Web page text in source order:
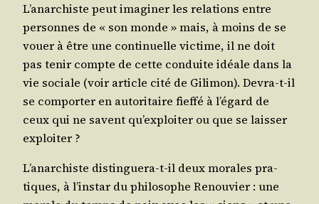
L’a­nar­chiste peut ima­gi­ner les rela­tions entre
per­sonnes de « son monde » mais, à moins de se
vouer à être une conti­nuelle vic­time, il ne doit
pas tenir compte de cette conduite idéale dans la
vie sociale (voir article cité de Gili­mon). Devra-t-il
se com­por­ter en auto­ri­taire fief­fé à l’é­gard de
ceux qui ne savent qu’ex­ploi­ter ou que se lais­ser
exploiter ?
L’a­nar­chiste dis­tin­gue­ra-t-il deux morales pra­
tiques, à l’ins­tar du phi­lo­sophe Renou­vier : une